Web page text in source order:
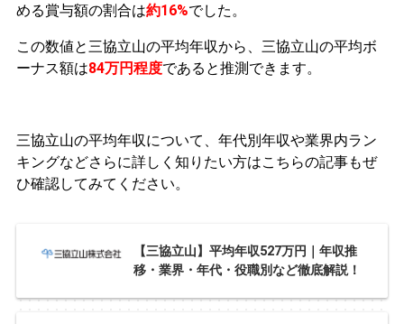
める賞与額の割合は約16%でした。
この数値と三協立山の平均年収から、三協立山の平均ボ
ーナス額は84万円程度であると推測できます。
三協立山の平均年収について、年代別年収や業界内ラン
キングなどさらに詳しく知りたい方はこちらの記事もぜ
ひ確認してみてください。
【三協立山】平均年収527万円｜年収推
移・業界・年代・役職別など徹底解説！